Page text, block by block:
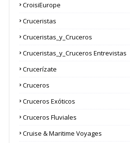
CroisiEurope
Cruceristas
Cruceristas_y_Cruceros
Cruceristas_y_Cruceros Entrevistas
Crucerízate
Cruceros
Cruceros Exóticos
Cruceros Fluviales
Cruise & Maritime Voyages